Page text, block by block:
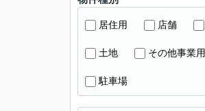
居住用 店舗
土地 その他事業用
駐車場